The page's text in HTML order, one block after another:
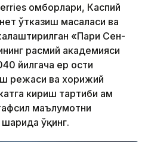
омборлари, Каспий
ўтказиш масаласи ва
«Пари Сен-
расмий академияси
йилгача ер ости
режаси ва хорижий
кириш тартиби ҳам
маълумотни
ўқинг.